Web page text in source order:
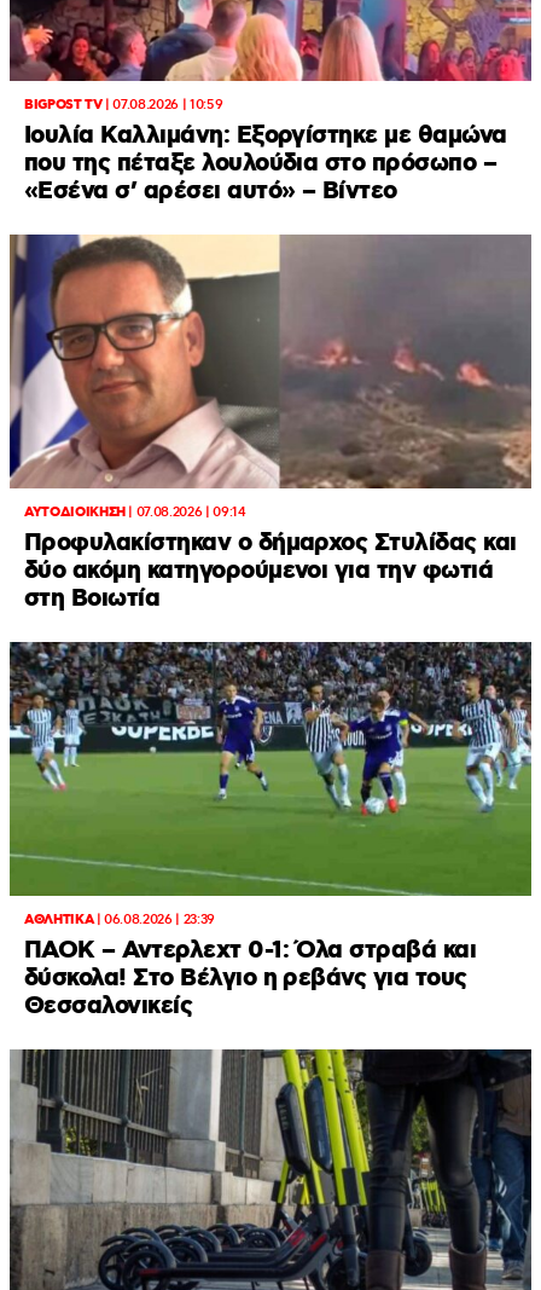
BIGPOST TV|07.08.2026 | 10:59
Ιουλία Καλλιμάνη: Εξοργίστηκε με θαμώνα
που της πέταξε λουλούδια στο πρόσωπο –
«Εσένα σ’ αρέσει αυτό» – Βίντεο
ΑΥΤΟΔΙΟΙΚΗΣΗ| 07.08.2026 | 09:14
Προφυλακίστηκαν ο δήμαρχος Στυλίδας και
δύο ακόμη κατηγορούμενοι για την φωτιά
στη Βοιωτία
ΑΘΛΗΤΙΚΑ|06.08.2026 | 23:39
ΠΑΟΚ – Αντερλεχτ 0-1: Όλα στραβά και
δύσκολα! Στο Βέλγιο η ρεβάνς για τους
Θεσσαλονικείς